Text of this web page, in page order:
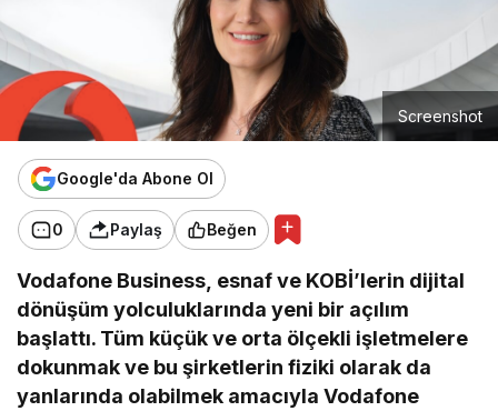
Screenshot
Google'da Abone Ol
0 Paylaş Beğen
Vodafone Business, esnaf ve KOBİ’lerin dijital
dönüşüm yolculuklarında yeni bir açılım
başlattı. Tüm küçük ve orta ölçekli işletmelere
dokunmak ve bu şirketlerin fiziki olarak da
yanlarında olabilmek amacıyla Vodafone